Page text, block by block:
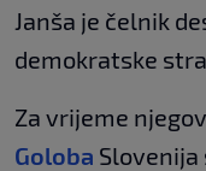
Janša je čelnik
demokratske
Za vrijeme
Goloba Slovenija